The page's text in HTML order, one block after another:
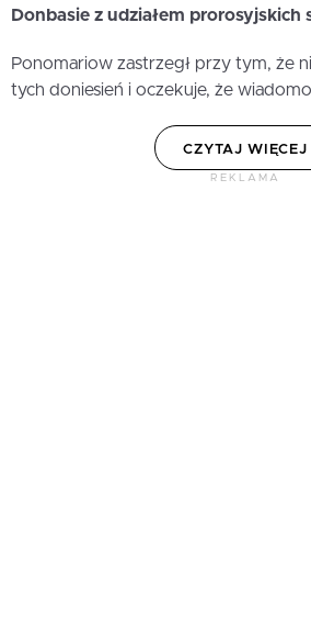
Donbasie z udziałem prorosyjskich
Ponomariow zastrzegł przy tym, że
tych doniesień i oczekuje, że
CZYTAJ WIĘCEJ
REKLAMA